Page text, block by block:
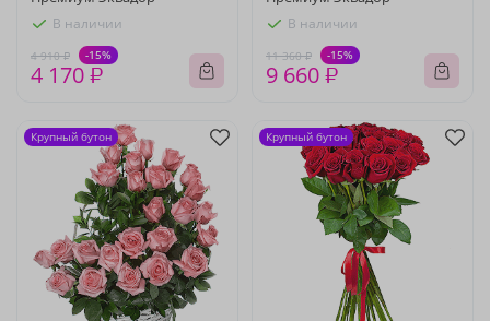
В наличии
4 910 ₽ -15%
4 170 ₽
В наличии
11 360 ₽ -15%
9 660 ₽
Крупный бутон Крупный бутон